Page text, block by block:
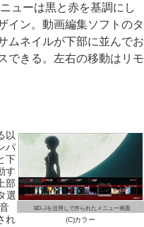
ューは黒と赤を基調にし
イン。動画編集ソフトのタ
ムネイルが下部に並んでお
できる。左右の移動はリモ
BD-Jを活用して作られたメニュー画面
(C)カラー
以
パ
下
す
部
選
れ